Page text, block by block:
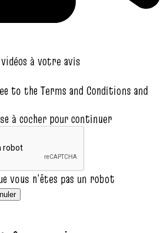
à votre avis
to the Terms and Conditions and
à cocher pour continuer
vous n‘êtes pas un robot